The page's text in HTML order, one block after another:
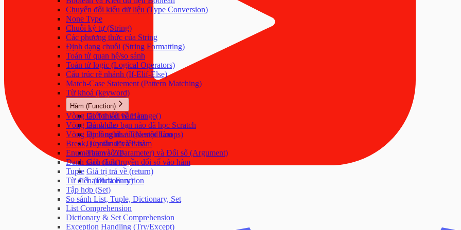
Chuyển đổi kiểu dữ liệu (Type Conversion)
None Type
Chuỗi ký tự (String)
Các phương thức của String
Định dạng chuỗi (String Formatting)
Toán tử quan hệ/so sánh
Toán tử logic (Logical Operators)
Cấu trúc rẽ nhánh (If-Elif-Else)
Match-Case Statement (Pattern Matching)
Từ khoá (keyword)
Hàm (Function)
Giới thiệu về Hàm
Dành cho bạn nào đã học Scratch
Định nghĩa / Tạo một hàm
Quy tắc đặt tên hàm
Tham số (Parameter) và Đối số (Argument)
Các cách truyền đối số vào hàm
Giá trị trả về (return)
Lambda Function
Vòng lặp for với hàm range()
Vòng lặp while
Vòng lặp lồng nhau (Nested Loops)
Break, Continue và Pass
Enumerate và Zip
Danh sách (List)
Tuple
Từ điển (Dictionary)
Tập hợp (Set)
So sánh List, Tuple, Dictionary, Set
List Comprehension
Dictionary & Set Comprehension
Exception Handling (Try/Except)